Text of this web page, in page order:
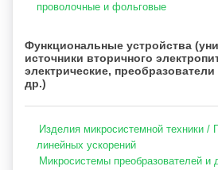
проволочные и фольговые
Функциональные устройства
источники вторичного
электрические,
др.)
Изделия микросистемной техники /
линейных ускорений
Микросистемы преобразователей и